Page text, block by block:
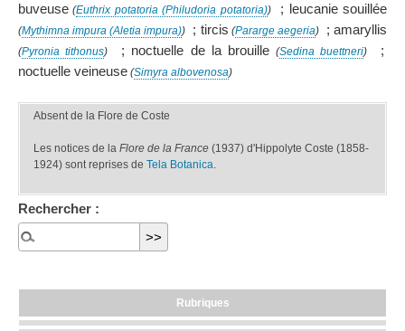
buveuse (Euthrix potatoria (Philudoria potatoria)); leucanie souillée
(Mythimna impura (Aletia impura)) ; tircis (Pararge aegeria); amaryllis
(Pyronia tithonus) ; noctuelle de la brouille (Sedina buettneri) ;
noctuelle veineuse (Simyra albovenosa)
Absent de la Flore de Coste
Les notices de laFlore de la France (1937) d'Hippolyte Coste (1858-
1924) sont reprises deTela Botanica.
Rechercher :
Rubriques